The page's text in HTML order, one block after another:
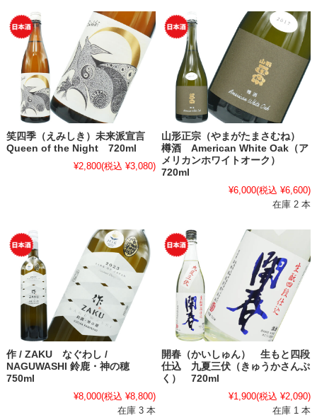
笑四季（えみしき）未来派宣言
Queen of the Night 720ml
¥2,800(税込 ¥3,080)
山形正宗（やまがたまさむね）
樽酒 American White Oak（ア
メリカンホワイトオーク）
720ml
¥6,000(税込 ¥6,600)
在庫 2 本
作 / ZAKU なぐわし /
NAGUWASHI 鈴鹿・神の穂
750ml
¥8,000(税込 ¥8,800)
在庫 3 本
開春（かいしゅん） 生もと四段
仕込 九夏三伏（きゅうかさんぷ
く） 720ml
¥1,900(税込 ¥2,090)
在庫 1 本